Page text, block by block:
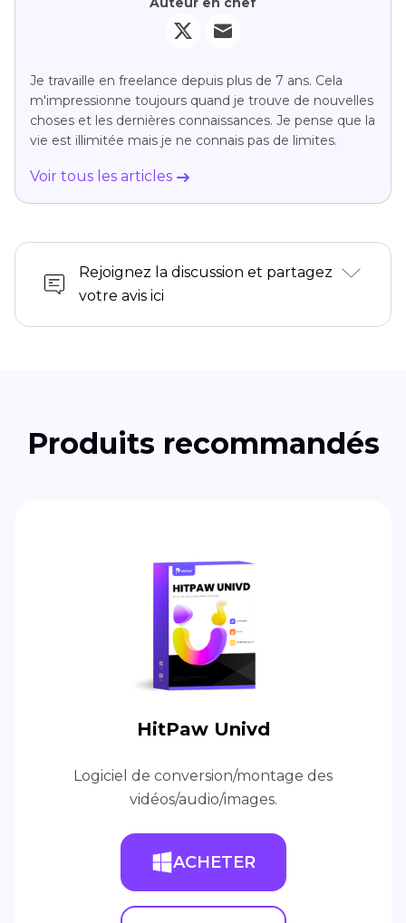
Je travaille en freelance depuis plus de 7 ans. Cela
m'impressionne toujours quand je trouve de nouvelles
choses et les dernières connaissances. Je pense que la
vie est illimitée mais je ne connais pas de limites.
Voir tous les articles
Rejoignez la discussion et partagez
votre avis ici
Produits recommandés
HitPaw Univd
Logiciel de conversion/montage des
vidéos/audio/images.
ACHETER